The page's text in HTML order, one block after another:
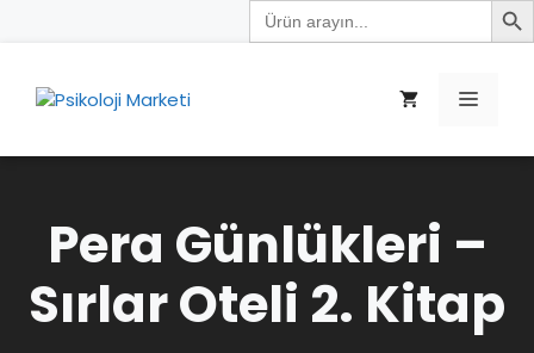
Search
for:
Menü
Pera Günlükleri –
Sırlar Oteli 2. Kitap